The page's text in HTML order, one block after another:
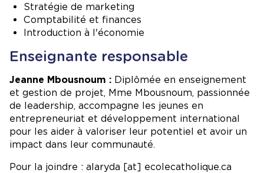
Stratégie de marketing
Comptabilité et finances
Introduction à l'économie
Enseignante responsable
Jeanne Mbousnoum : Diplômée en enseignement
et gestion de projet, Mme Mbousnoum, passionnée
de leadership, accompagne les jeunes en
entrepreneuriat et développement international
pour les aider à valoriser leur potentiel et avoir un
impact dans leur communauté.
Pour la joindre : alaryda [at] ecolecatholique.ca